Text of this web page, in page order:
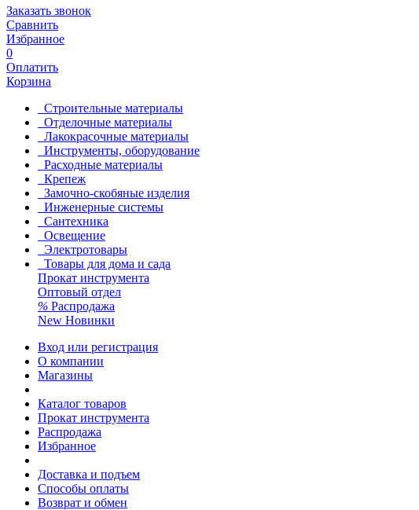
Заказать звонок
Сравнить
Избранное
0
Оплатить
Корзина
Строительные материалы
Отделочные материалы
Лакокрасочные материалы
Инструменты, оборудование
Расходные материалы
Крепеж
Замочно-скобяные изделия
Инженерные системы
Сантехника
Освещение
Электротовары
Товары для дома и сада
Прокат инструмента
Оптовый отдел
% Распродажа
New Новинки
Вход или регистрация
О компании
Магазины
Каталог товаров
Прокат инструмента
Распродажа
Избранное
Доставка и подъем
Способы оплаты
Возврат и обмен